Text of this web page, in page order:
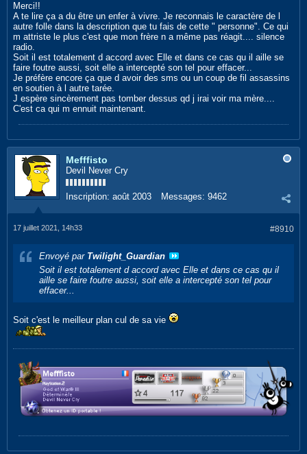
Merci!!
A te lire ça a du être un enfer à vivre. Je reconnais le caractère de l
autre folle dans la description que tu fais de cette " personne". Ce qui
m attriste le plus c'est que mon frère n a même pas réagit.... silence
radio.
Soit il est totalement d accord avec Elle et dans ce cas qu il aille se
faire foutre aussi, soit elle a intercepté son tel pour effacer...
Je préfère encore ça que d avoir des sms ou un coup de fil assassins
en soutien à l autre tarée.
J espère sincèrement pas tomber dessus qd j irai voir ma mère....
C'est ca qui m ennuit maintenant.
Mefffisto
Devil Never Cry
Inscription: août 2003 Messages: 9462
#8910
17 juillet 2021, 14h33
Envoyé par Twilight_Guardian
Soit il est totalement d accord avec Elle et dans ce cas qu il
aille se faire foutre aussi, soit elle a intercepté son tel pour
effacer...
Soit c'est le meilleur plan cul de sa vie